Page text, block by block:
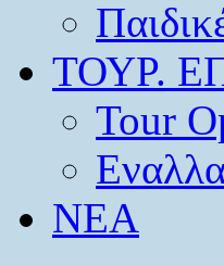
ΤΟΥΡ.
Tour
ΝΕΑ